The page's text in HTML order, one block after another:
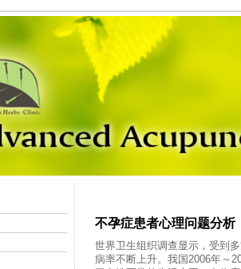
不孕症患者心理问题分析
世界卫生组织调查显示，受到
病率不断上升。我国2006年～